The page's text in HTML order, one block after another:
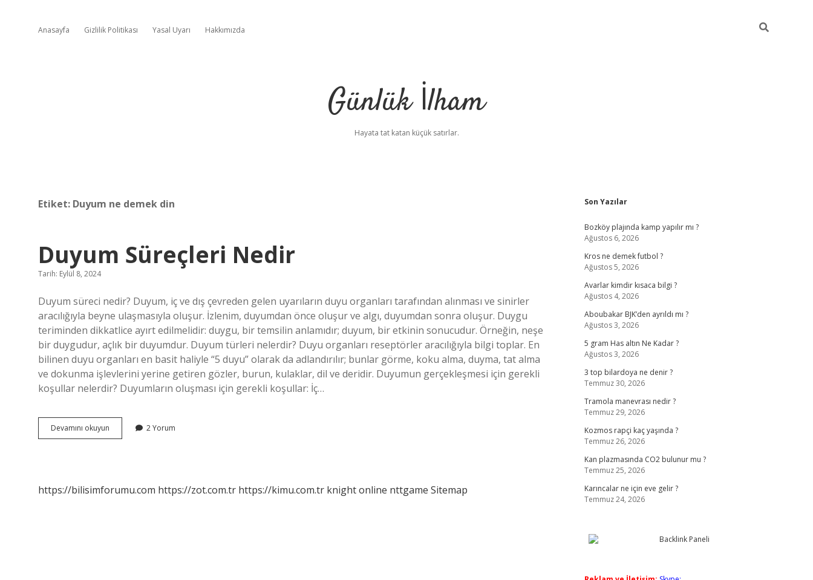
Anasayfa Gizlilik Politikası Yasal Uyarı Hakkımızda
Günlük İlham
Hayata tat katan küçük satırlar.
Etiket: Duyum ne demek din
Duyum Süreçleri Nedir
Tarih: Eylül 8, 2024
Duyum süreci nedir? Duyum, iç ve dış çevreden gelen uyarıların duyu organları tarafından alınması ve sinirler
aracılığıyla beyne ulaşmasıyla oluşur. İzlenim, duyumdan önce oluşur ve algı, duyumdan sonra oluşur. Duygu
teriminden dikkatlice ayırt edilmelidir: duygu, bir temsilin anlamıdır; duyum, bir etkinin sonucudur. Örneğin, neşe
bir duygudur, açlık bir duyumdur. Duyum türleri nelerdir? Duyu organları reseptörler aracılığıyla bilgi toplar. En
bilinen duyu organları en basit haliyle “5 duyu” olarak da adlandırılır; bunlar görme, koku alma, duyma, tat alma
ve dokunma işlevlerini yerine getiren gözler, burun, kulaklar, dil ve deridir. Duyumun gerçekleşmesi için gerekli
koşullar nelerdir? Duyumların oluşması için gerekli koşullar: İç…
Devamını okuyun
Süreçleri
2 Yorum
https://bilisimforumu.com https://zot.com.tr https://kimu.com.tr knight online nttgame Sitemap
Sidebar
Son Yazılar
Bozköy plajında kamp yapılır mı ?
Ağustos 6, 2026
Kros ne demek futbol ?
Ağustos 5, 2026
Avarlar kimdir kısaca bilgi ?
Ağustos 4, 2026
Aboubakar BJK’den ayrıldı mı ?
Ağustos 3, 2026
5 gram Has altın Ne Kadar ?
Ağustos 3, 2026
3 top bilardoya ne denir ?
Temmuz 30, 2026
Tramola manevrası nedir ?
Temmuz 29, 2026
Kozmos rapçi kaç yaşında ?
Temmuz 26, 2026
Kan plazmasında CO2 bulunur mu ?
Temmuz 25, 2026
Karıncalar ne için eve gelir ?
Temmuz 24, 2026